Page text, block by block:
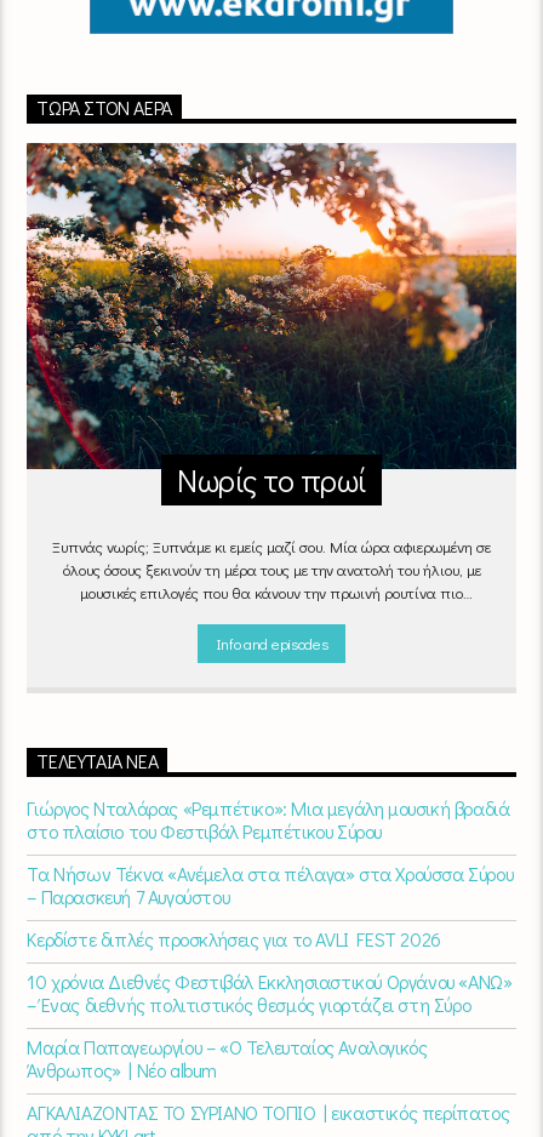
ΤΏΡΑ ΣΤΟΝ ΑΈΡΑ
Νωρίς το πρωί
Ξυπνάς νωρίς; Ξυπνάμε κι εμείς μαζί σου. Μία ώρα αφιερωμένη σε
όλους όσους ξεκινούν τη μέρα τους με την ανατολή του ήλιου, με
μουσικές επιλογές που θα κάνουν την πρωινή ρουτίνα πιο
06:00 - 07:00 στον Empneusi 107 FM
Info and episodes
ΤΕΛΕΥΤΑΊΑ ΝΈΑ
Γιώργος Νταλάρας «Ρεμπέτικο»: Μια μεγάλη μουσική βραδιά
στο πλαίσιο του Φεστιβάλ Ρεμπέτικου Σύρου
Τα Νήσων Τέκνα «Ανέμελα στα πέλαγα» στα Χρούσσα Σύρου
– Παρασκευή 7 Αυγούστου
Κερδίστε διπλές προσκλήσεις για το AVLI FEST 2026
10 χρόνια Διεθνές Φεστιβάλ Εκκλησιαστικού Οργάνου «ΑΝΩ»
– Ένας διεθνής πολιτιστικός θεσμός γιορτάζει στη Σύρο​
Μαρία Παπαγεωργίου – «Ο Τελευταίος Αναλογικός
Άνθρωπος» | Νέο album
ΑΓΚΑΛΙΑΖΟΝΤΑΣ ΤΟ ΣΥΡΙΑΝΟ ΤΟΠΙΟ | εικαστικός περίπατος